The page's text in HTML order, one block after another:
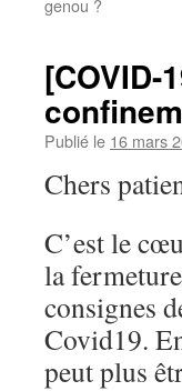
genou ?
[COVID-
Publié le 16 mars
Chers
C’est le
la
consignes
Covid19.
peut plus